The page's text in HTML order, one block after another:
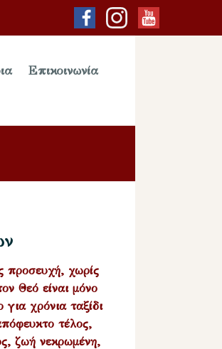
Επικοινωνία
προσευχή, χωρίς
Θεό είναι μόνο
για χρόνια ταξίδι
τέλος,
ζωή νεκρωμένη,